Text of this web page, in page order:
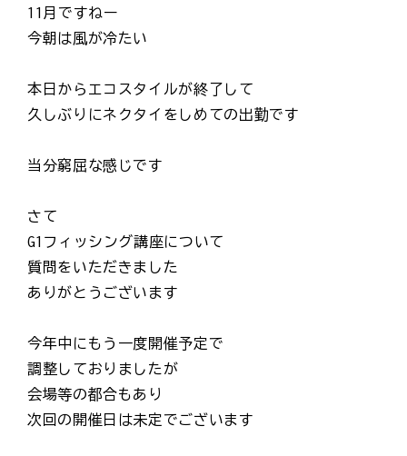
11月ですねー
今朝は風が冷たい
本日からエコスタイルが終了して
久しぶりにネクタイをしめての出勤です
当分窮屈な感じです
さて
G1フィッシング講座について
質問をいただきました
ありがとうございます
今年中にもう一度開催予定で
調整しておりましたが
会場等の都合もあり
次回の開催日は未定でございます